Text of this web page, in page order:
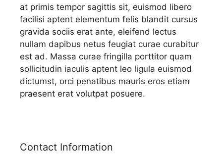
at primis tempor sagittis sit, euismod libero
facilisi aptent elementum felis blandit cursus
gravida sociis erat ante, eleifend lectus
nullam dapibus netus feugiat curae curabitur
est ad. Massa curae fringilla porttitor quam
sollicitudin iaculis aptent leo ligula euismod
dictumst, orci penatibus mauris eros etiam
praesent erat volutpat posuere.
Contact Information